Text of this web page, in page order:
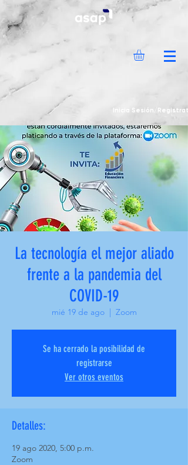
Inicia Sesión/
La tecnología el mejor aliado
frente a la pandemia del
COVID-19
mié 19 de ago
  |
Zoom
Se ha cerrado la posibilidad de
registrarse
Ver otros eventos
Detalles:
19 ago 2020, 5:00 p.m.
Zoom